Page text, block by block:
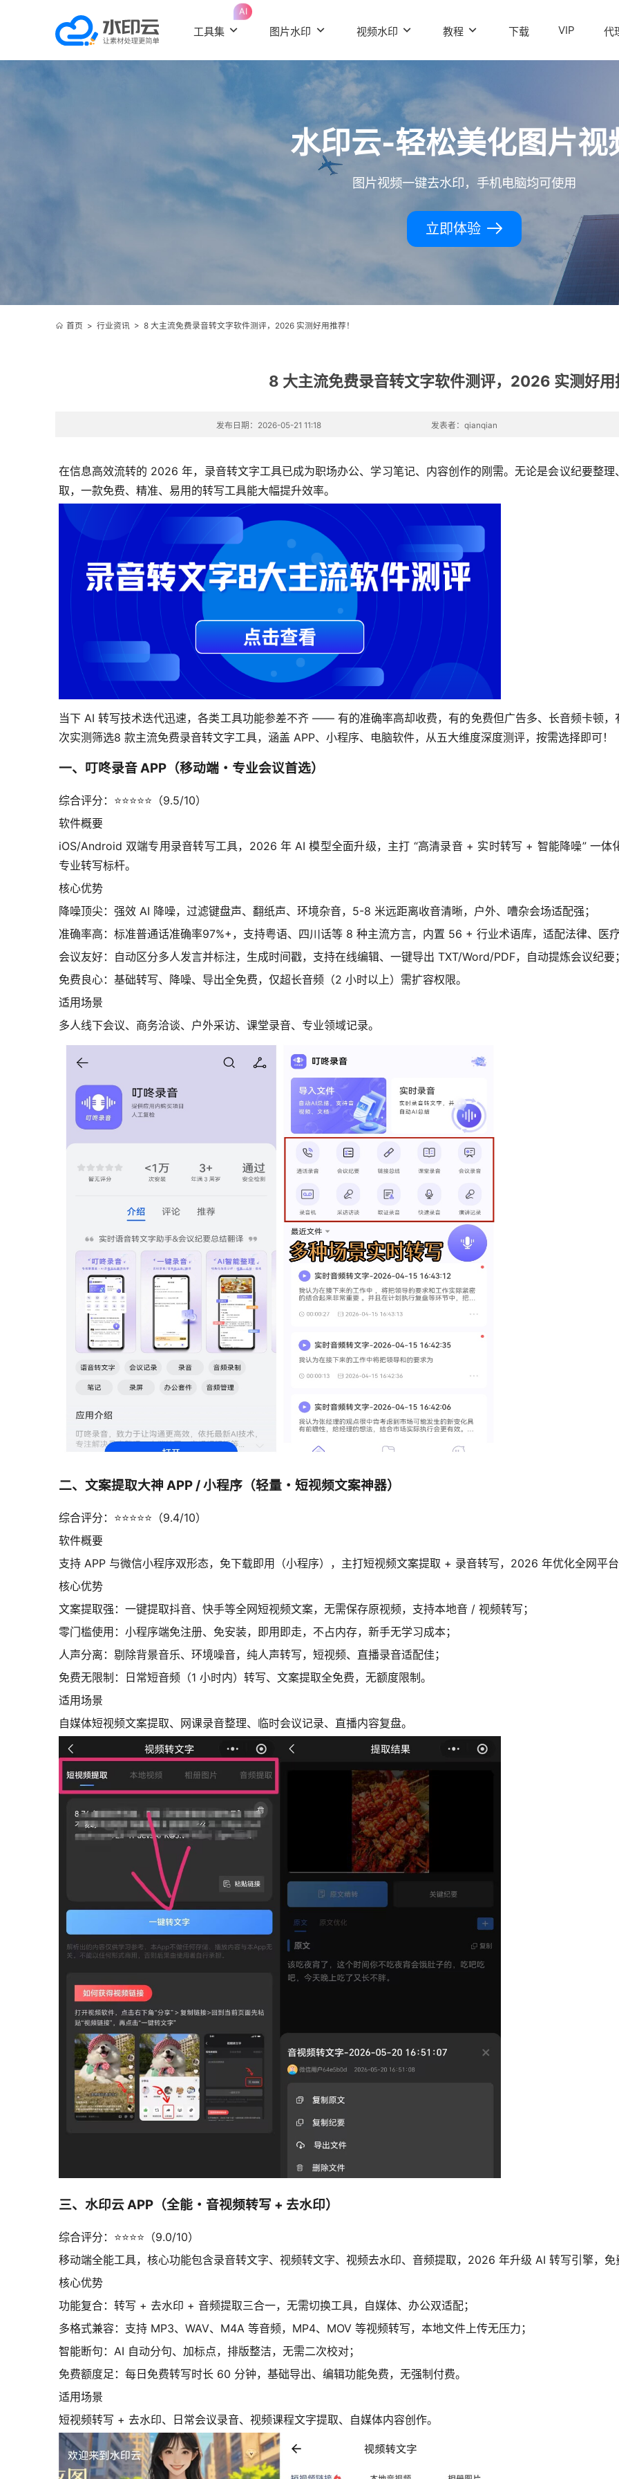
工具集
AI
图片水印 视频水印 教程 下载 VIP 代
水印云-轻松美化图片视
图片视频一键去水印，手机电脑均可使用
立即体验
首页 > 行业资讯> 8 大主流免费录音转文字软件测评，2026 实测好用推荐！
8 大主流免费录音转文字软件测评，2026 实测好用
发布日期：2026-05-21 11:18 发表者：qianqian
在信息高效流转的 2026 年，录音转文字工具已成为职场办公、学习笔记、内容创作的刚需。无论是会议纪要整
取，一款免费、精准、易用的转写工具能大幅提升效率。
当下 AI 转写技术迭代迅速，各类工具功能参差不齐 —— 有的准确率高却收费，有的免费但广告多、长音频卡顿
次实测筛选8 款主流免费录音转文字工具，涵盖 APP、小程序、电脑软件，从五大维度深度测评，按需选择即可！
一、叮咚录音 APP（移动端・专业会议首选）
综合评分：⭐⭐⭐⭐⭐（9.5/10）
软件概要
iOS/Android 双端专用录音转写工具，2026 年 AI 模型全面升级，主打 “高清录音 + 实时转写 + 智能降噪” 一体
专业转写标杆。
核心优势
降噪顶尖：强效 AI 降噪，过滤键盘声、翻纸声、环境杂音，5-8 米远距离收音清晰，户外、嘈杂会场适配强；
准确率高：标准普通话准确率97%+，支持粤语、四川话等 8 种主流方言，内置 56 + 行业术语库，适配法律、医疗
会议友好：自动区分多人发言并标注，生成时间戳，支持在线编辑、一键导出 TXT/Word/PDF，自动提炼会议纪要；
免费良心：基础转写、降噪、导出全免费，仅超长音频（2 小时以上）需扩容权限。
适用场景
多人线下会议、商务洽谈、户外采访、课堂录音、专业领域记录。
二、文案提取大神 APP / 小程序（轻量・短视频文案神器）
综合评分：⭐⭐⭐⭐⭐（9.4/10）
软件概要
支持 APP 与微信小程序双形态，免下载即用（小程序），主打短视频文案提取 + 录音转写，2026 年优化全网平
核心优势
文案提取强：一键提取抖音、快手等全网短视频文案，无需保存原视频，支持本地音 / 视频转写；
零门槛使用：小程序端免注册、免安装，即用即走，不占内存，新手无学习成本；
人声分离：剔除背景音乐、环境噪音，纯人声转写，短视频、直播录音适配佳；
免费无限制：日常短音频（1 小时内）转写、文案提取全免费，无额度限制。
适用场景
自媒体短视频文案提取、网课录音整理、临时会议记录、直播内容复盘。
三、水印云 APP（全能・音视频转写 + 去水印）
综合评分：⭐⭐⭐⭐（9.0/10）
移动端全能工具，核心功能包含录音转文字、视频转文字、视频去水印、音频提取，2026 年升级 AI 转写引擎，免
核心优势
功能复合：转写 + 去水印 + 音频提取三合一，无需切换工具，自媒体、办公双适配；
多格式兼容：支持 MP3、WAV、M4A 等音频，MP4、MOV 等视频转写，本地文件上传无压力；
智能断句：AI 自动分句、加标点，排版整洁，无需二次校对；
免费额度足：每日免费转写时长 60 分钟，基础导出、编辑功能免费，无强制付费。
适用场景
短视频转写 + 去水印、日常会议录音、视频课程文字提取、自媒体内容创作。